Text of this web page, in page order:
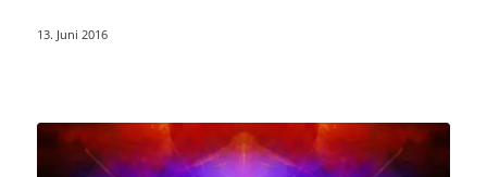
13. Juni 2016